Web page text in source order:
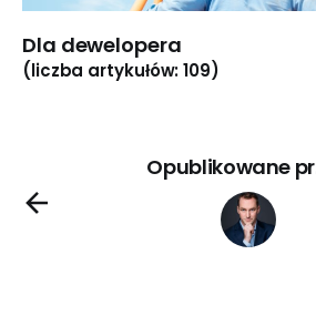
Dla dewelopera
(liczba artykułów: 109)
Opublikowane